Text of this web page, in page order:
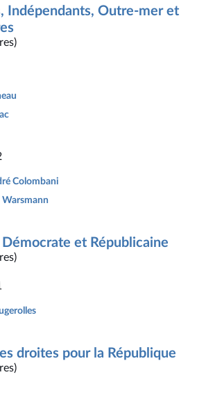
Indépendants, Outre-mer et
Colombani
Warsmann
et Républicaine
droites pour la République